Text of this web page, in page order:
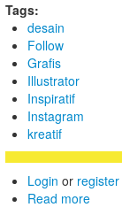
Tags:
desain
Follow
Grafis
Illustrator
Inspiratif
Instagram
kreatif
Login or register
Read more